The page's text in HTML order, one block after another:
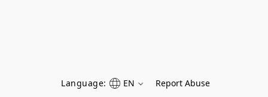
Language: EN Report Abuse